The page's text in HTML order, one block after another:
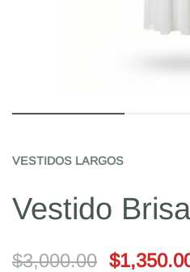
VESTIDOS LARGOS
Vestido Brisa
$3,000.00 $